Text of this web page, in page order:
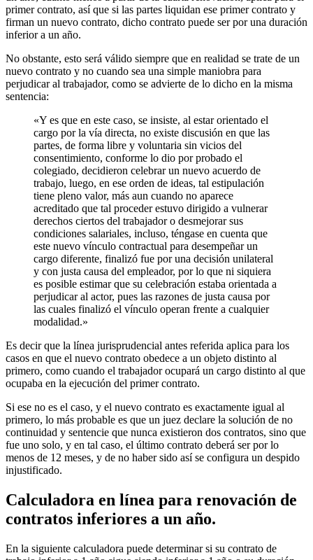
primer contrato, así que si las partes liquidan ese primer contrato y
firman un nuevo contrato, dicho contrato puede ser por una duración
inferior a un año.
No obstante, esto será válido siempre que en realidad se trate de un
nuevo contrato y no cuando sea una simple maniobra para
perjudicar al trabajador, como se advierte de lo dicho en la misma
sentencia:
«Y es que en este caso, se insiste, al estar orientado el
cargo por la vía directa, no existe discusión en que las
partes, de forma libre y voluntaria sin vicios del
consentimiento, conforme lo dio por probado el
colegiado, decidieron celebrar un nuevo acuerdo de
trabajo, luego, en ese orden de ideas, tal estipulación
tiene pleno valor, más aun cuando no aparece
acreditado que tal proceder estuvo dirigido a vulnerar
derechos ciertos del trabajador o desmejorar sus
condiciones salariales, incluso, téngase en cuenta que
este nuevo vínculo contractual para desempeñar un
cargo diferente, finalizó fue por una decisión unilateral
y con justa causa del empleador, por lo que ni siquiera
es posible estimar que su celebración estaba orientada a
perjudicar al actor, pues las razones de justa causa por
las cuales finalizó el vínculo operan frente a cualquier
modalidad.»
Es decir que la línea jurisprudencial antes referida aplica para los
casos en que el nuevo contrato obedece a un objeto distinto al
primero, como cuando el trabajador ocupará un cargo distinto al que
ocupaba en la ejecución del primer contrato.
Si ese no es el caso, y el nuevo contrato es exactamente igual al
primero, lo más probable es que un juez declare la solución de no
continuidad y sentencie que nunca existieron dos contratos, sino que
fue uno solo, y en tal caso, el último contrato deberá ser por lo
menos de 12 meses, y de no haber sido así se configura un despido
injustificado.
Calculadora en línea para renovación de
contratos inferiores a un año.
En la siguiente calculadora puede determinar si su contrato de